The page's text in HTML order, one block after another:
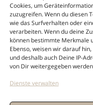
Cookies, um
zuzugreifen. Wenn du diesen
wie das Surfverhalten oder
verarbeiten. Wenn du deine
können bestimmte Merkmale
Ebenso, weisen wir darauf
und deshalb auch Deine IP-
von Dir weitergegeben
Dienste verwalten
INTERIOR
Vintage Kerzenständer Metall –
Handgehämmerte Eleganz – 28 cm